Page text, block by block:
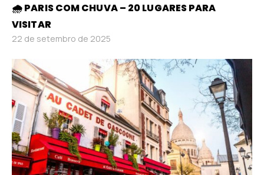
🌧️ PARIS COM CHUVA – 20 LUGARES PARA
VISITAR
22 de setembro de 2025